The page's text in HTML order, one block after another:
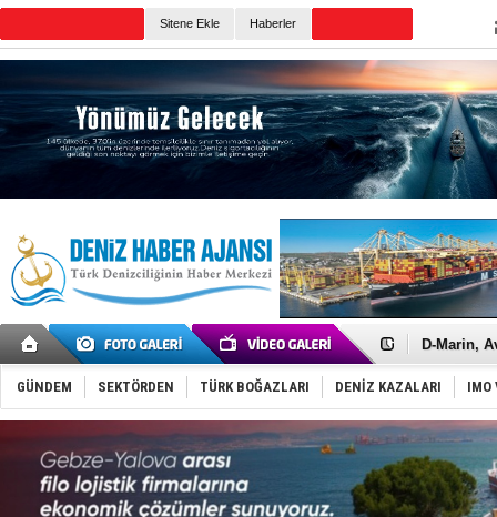
Sitene Ekle Haberler
D-Marin,
Van’da
ASEAN ilk
TAYK -
İstanbul
Tersane
İngiliz
FESCO,
GÜNDEM SEKTÖRDEN TÜRK BOĞAZLARI DENİZ KAZALARI IMO